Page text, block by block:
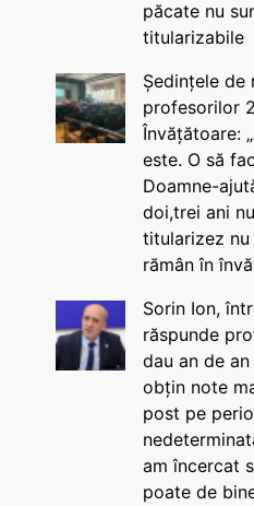
păcate nu
titularizabile
Ședințele de
profesorilor
Învățătoare:
este. O să
Doamne-
doi,trei ani
titularizez
rămân în
Sorin Ion,
răspunde
dau an de
obțin note
post pe
am încercat
poate de